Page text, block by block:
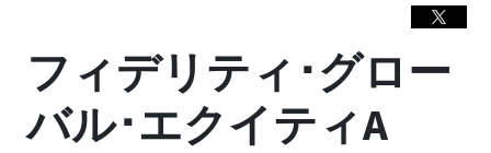
フィデリティ･グロー
バル･エクイティA